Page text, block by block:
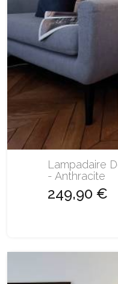
Lampadaire
- Anthracite
249,90 €